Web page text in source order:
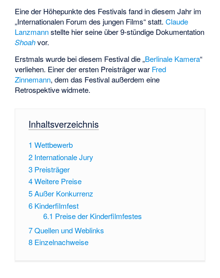
Eine der Höhepunkte des Festivals fand in diesem Jahr im
„Internationalen Forum des jungen Films“ statt.Claude
Lanzmannstellte hier seine über 9-stündige Dokumentation
Shoahvor.
Erstmals wurde bei diesem Festival die „Berlinale Kamera“
verliehen. Einer der ersten Preisträger war Fred
Zinnemann, dem das Festival außerdem eine
Retrospektive widmete.
Inhaltsverzeichnis
1 Wettbewerb
2 Internationale Jury
3 Preisträger
4Weitere Preise
5Außer Konkurrenz
6 Kinderfilmfest
6.1 Preise der Kinderfilmfestes
7Quellen und Weblinks
8 Einzelnachweise